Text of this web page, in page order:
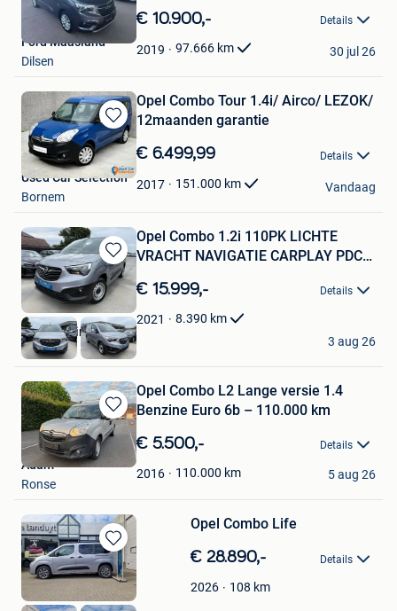
in
Mijn
Favorieten
€ 10.900,- Details
2019 97.666 km
Ford Maasland
Dilsen
30 jul 26
Bewaren
in
Mijn
Favorieten
Opel Combo Tour 1.4i/ Airco/ LEZOK/
12maanden garantie
€ 6.499,99 Details
2017 151.000 km
Used Car Selection
Bornem
Vandaag
Bewaren
in
Mijn
Favorieten
Opel Combo 1.2i 110PK LICHTE
VRACHT NAVIGATIE CARPLAY PDC
€ 15.999,- Details
2021 8.390 km
KGT Trading BV
Ninove
3 aug 26
Bewaren
in
Mijn
Favorieten
Opel Combo L2 Lange versie 1.4
Benzine Euro 6b – 110.000 km
€ 5.500,- Details
2016 110.000 km
Adam
Ronse
5 aug 26
Bewaren
in
Favorieten
Opel Combo Life
€ 28.890,- Details
2026 108 km